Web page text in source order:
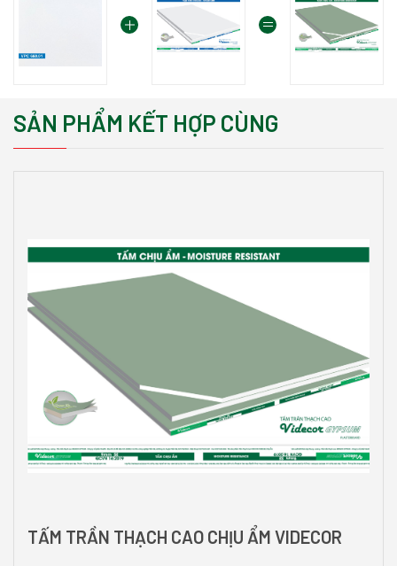
SẢN PHẨM KẾT HỢP CÙNG
TẤM TRẦN THẠCH CAO CHỊU ẨM VIDECOR